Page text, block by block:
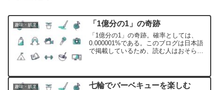
趣味・娯楽 「1億分の1」の奇跡
「1億分の1」の奇跡。確率としては、
0.000001%である。このブログは日本語
で掲載しているため、読む人はおそらく
である。これが10人いれば1千万分の1、
つまり、0...
趣味・娯楽 七輪でバーベキューを楽しむ